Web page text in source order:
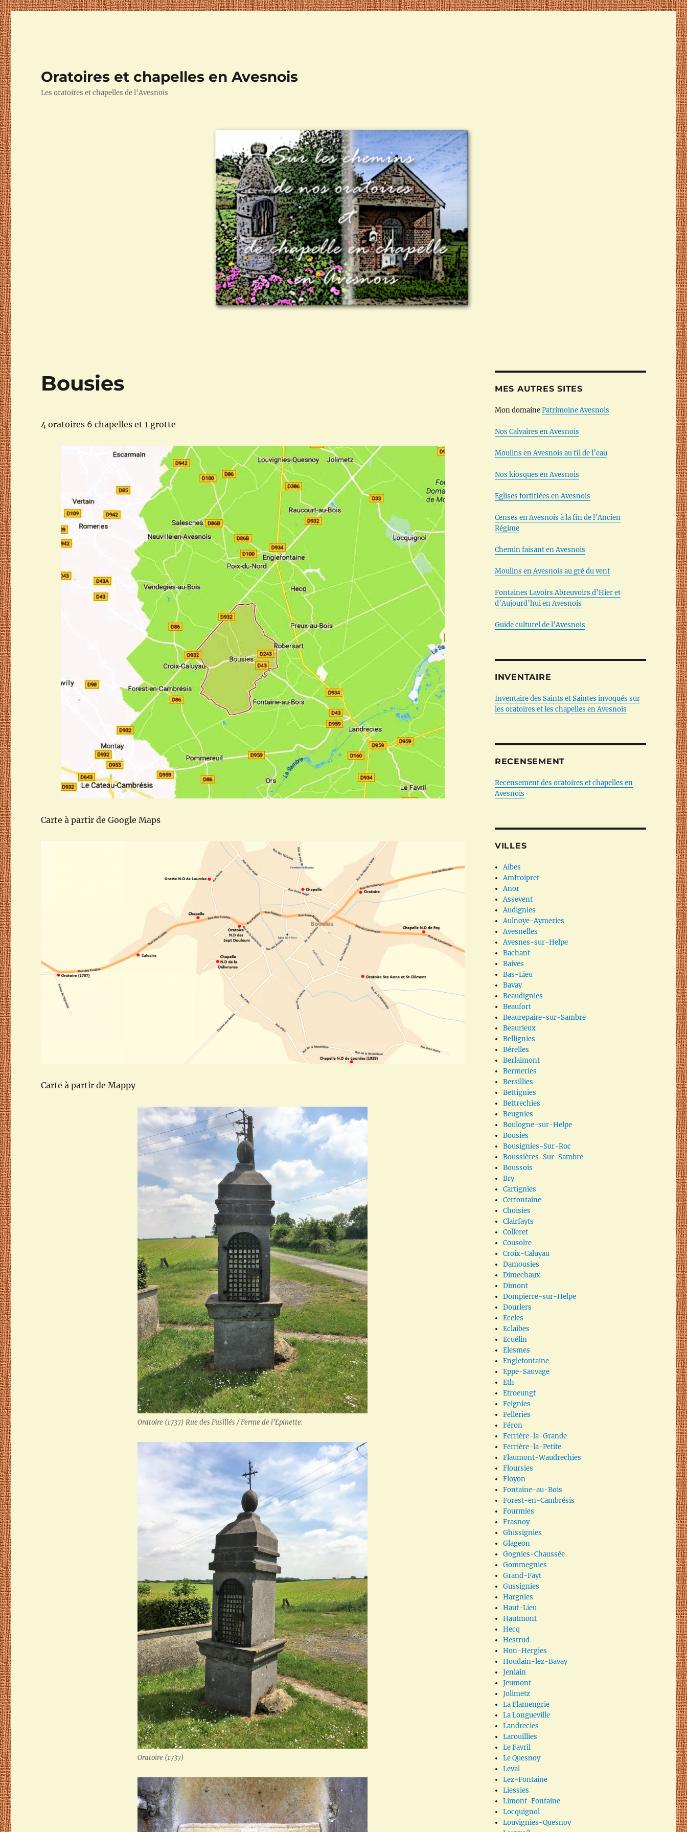
Oratoires et chapelles en Avesnois
Les oratoires et chapelles de l'Avesnois
Bousies
4 oratoires 6 chapelles et 1 grotte
Carte à partir de Google Maps
Carte à partir de Mappy
Oratoire (1737) Rue des Fusillés / Ferme de l’Epinette.
Oratoire (1737)
MES AUTRES SITES
Mon domainePatrimoine Avesnois
Nos Calvaires en Avesnois
Moulins en Avesnois au fil de l’eau
Nos kiosques en Avesnois
Eglises fortifiées en Avesnois
Censes en Avesnois à la fin de l’Ancien
Régime
Chemin faisant en Avesnois
Moulins en Avesnois au gré du vent
Fontaines Lavoirs Abreuvoirs d’Hier et
d’Aujourd’hui en Avesnois
Guide culturel de l’Avesnois
INVENTAIRE
Inventaire des Saints et Saintes invoqués sur
les oratoires et les chapelles en Avesnois
RECENSEMENT
Recensement des oratoires et chapelles en
Avesnois
VILLES
Aibes
Amfroipret
Anor
Assevent
Audignies
Aulnoye-Aymeries
Avesnelles
Avesnes-sur-Helpe
Bachant
Baives
Bas-Lieu
Bavay
Beaudignies
Beaufort
Beaurepaire-sur-Sambre
Beaurieux
Bellignies
Bérelles
Berlaimont
Bermeries
Bersillies
Bettignies
Bettrechies
Beugnies
Boulogne-sur-Helpe
Bousies
Bousignies-Sur-Roc
Boussières-Sur-Sambre
Boussois
Bry
Cartignies
Cerfontaine
Choisies
Clairfayts
Colleret
Cousolre
Croix-Caluyau
Damousies
Dimechaux
Dimont
Dompierre-sur-Helpe
Dourlers
Eccles
Eclaibes
Ecuélin
Elesmes
Englefontaine
Eppe-Sauvage
Eth
Etroeungt
Feignies
Felleries
Féron
Ferrière-la-Grande
Ferrière-la-Petite
Flaumont-Waudrechies
Floursies
Floyon
Fontaine-au-Bois
Forest-en-Cambrésis
Fourmies
Frasnoy
Ghissignies
Glageon
Gognies-Chaussée
Gommegnies
Grand-Fayt
Gussignies
Hargnies
Haut-Lieu
Hautmont
Hecq
Hestrud
Hon-Hergies
Houdain-lez-Bavay
Jenlain
Jeumont
Jolimetz
La Flamengrie
La Longueville
Landrecies
Larouillies
Le Favril
Le Quesnoy
Leval
Lez-Fontaine
Liessies
Limont-Fontaine
Locquignol
Louvignies-Quesnoy